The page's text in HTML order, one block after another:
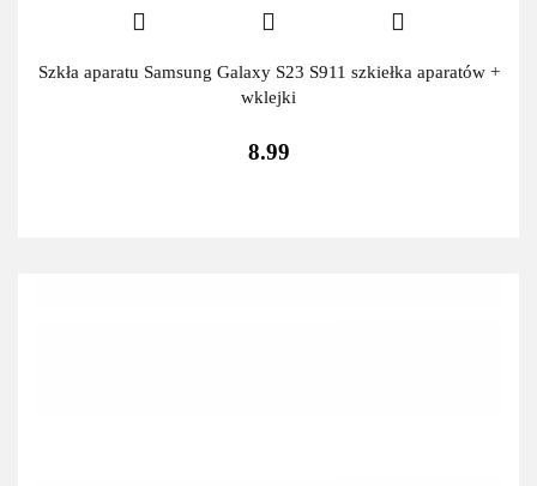
Szkła aparatu Samsung Galaxy S23 S911 szkiełka aparatów +
wklejki
8.99